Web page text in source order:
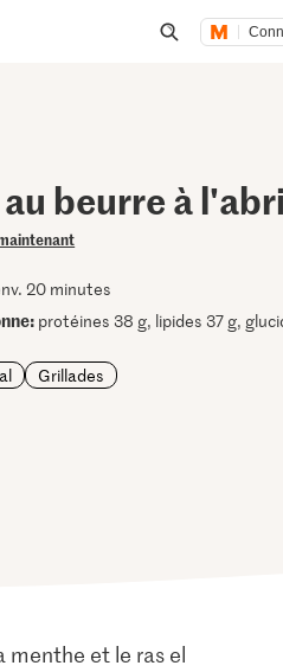
beurre à
20 minutes
protéines 38 g, lipides 37 g,
Grillades
menthe et le ras el